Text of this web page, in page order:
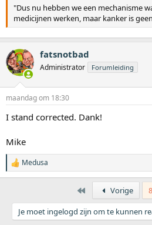
"Dus nu hebben we een mechanisme
medicijnen werken, maar kanker is
fatsnotbad
Administrator Forumleiding
maandag om 18:30
I stand corrected. Dank!
Mike
W
a
d
Medusa
Eerste Vorige
Je moet ingelogd zijn om te kunnen